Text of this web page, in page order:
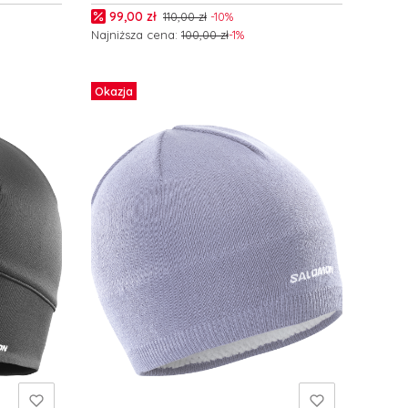
Cena promocyjna
99,00 zł 110,00 zł -10%
Najniższa cena: 100,00 zł-1%
Okazja